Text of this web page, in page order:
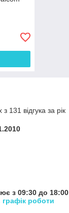
131 відгука за рік
з 09:30 до 18:00
роботи